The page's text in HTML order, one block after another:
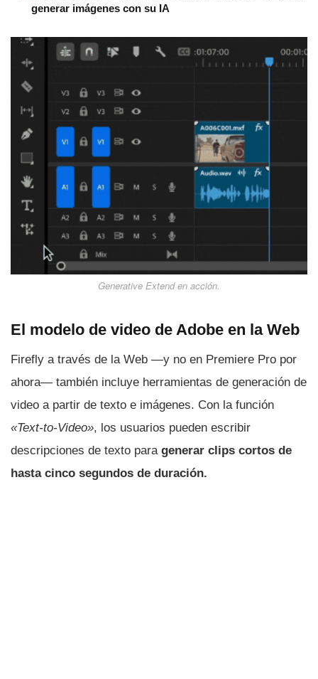
generar imágenes con su IA
Generative Extenden acción.
El modelo de video de Adobe en la Web
Firefly a través de la Web —y no en Premiere Pro por
ahora— también incluye herramientas de generación de
video a partir de texto e imágenes. Con la función
«Text-to-Video», los usuarios pueden escribir
descripciones de texto para generar clips cortos de
hasta cinco segundos de duración.